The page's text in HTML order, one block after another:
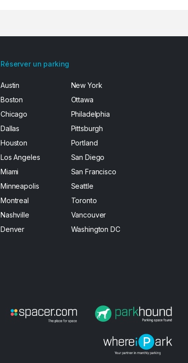
Réserver un parking
Austin
Boston
Chicago
Dallas
Houston
Los Angeles
Miami
Minneapolis
Montreal
Nashville
Denver
New York
Ottawa
Philadelphia
Pittsburgh
Portland
San Diego
San Francisco
Seattle
Toronto
Vancouver
Washington DC